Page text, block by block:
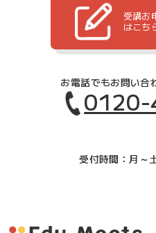
受講お
はこち
お電話でもお問い合
受付時間：月